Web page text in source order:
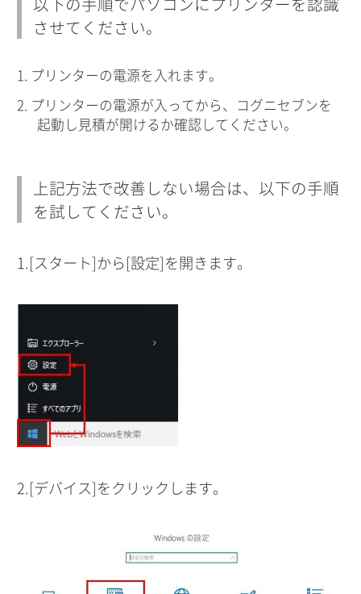
させてください。
プリンターの電源を入れます。
プリンターの電源が入ってから、コグニセブンを
起動し見積が開けるか確認してください。
上記方法で改善しない場合は、以下の手順
を試してください。
1.[スタート]から[設定]を開きます。
2.[デバイス]をクリックします。